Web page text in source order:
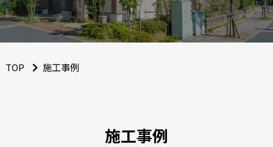
TOP 施工事例
施工事例